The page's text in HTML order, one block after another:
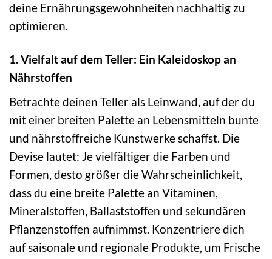
deine Ernährungsgewohnheiten nachhaltig zu
optimieren.
1. Vielfalt auf dem Teller: Ein Kaleidoskop an
Nährstoffen
Betrachte deinen Teller als Leinwand, auf der du
mit einer breiten Palette an Lebensmitteln bunte
und nährstoffreiche Kunstwerke schaffst. Die
Devise lautet: Je vielfältiger die Farben und
Formen, desto größer die Wahrscheinlichkeit,
dass du eine breite Palette an Vitaminen,
Mineralstoffen, Ballaststoffen und sekundären
Pflanzenstoffen aufnimmst. Konzentriere dich
auf saisonale und regionale Produkte, um Frische